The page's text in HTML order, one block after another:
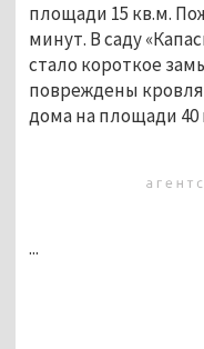
площади 15 кв.м.
минут. В саду
стало короткое
повреждены
дома на площади 40
...